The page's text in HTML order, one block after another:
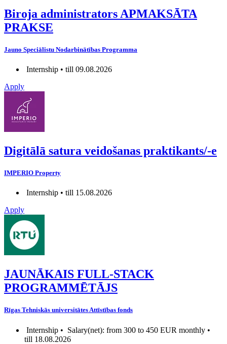
Biroja administrators APMAKSĀTA
PRAKSE
Jauno Speciālistu Nodarbinātības Programma
Internship • till 09.08.2026
Apply
Digitālā satura veidošanas praktikants/-e
IMPERIO Property
Internship • till 15.08.2026
Apply
JAUNĀKAIS FULL-STACK
PROGRAMMĒTĀJS
Rīgas Tehniskās universitātes Attīstības fonds
Internship • Salary(net): from 300 to 450 EUR monthly •
till 18.08.2026